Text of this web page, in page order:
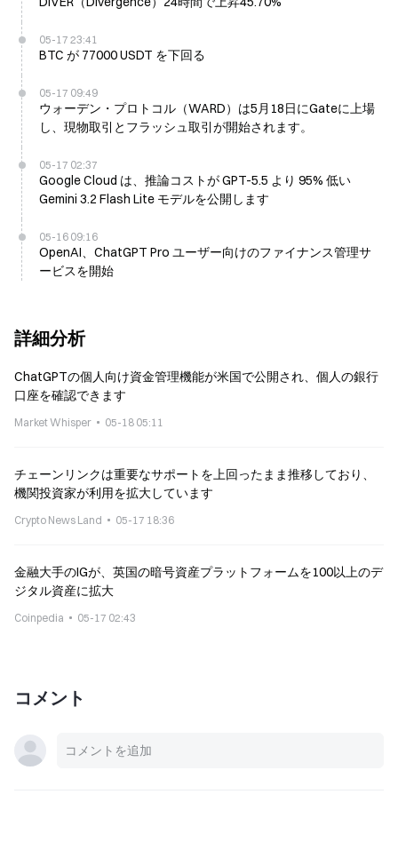
05-17 23:41
BTC が 77000 USDT を下回る
05-17 09:49
ウォーデン・プロトコル（WARD）は5月18日にGateに上場
し、現物取引とフラッシュ取引が開始されます。
05-17 02:37
Google Cloud は、推論コストが GPT-5.5 より 95% 低い
Gemini 3.2 Flash Lite モデルを公開します
05-16 09:16
OpenAI、ChatGPT Pro ユーザー向けのファイナンス管理サ
ービスを開始
詳細分析
ChatGPTの個人向け資金管理機能が米国で公開され、個人の銀行
口座を確認できます
Market Whisper 05-18 05:11
チェーンリンクは重要なサポートを上回ったまま推移しており、
機関投資家が利用を拡大しています
Crypto News Land 05-17 18:36
金融大手のIGが、英国の暗号資産プラットフォームを100以上のデ
ジタル資産に拡大
Coinpedia 05-17 02:43
コメント